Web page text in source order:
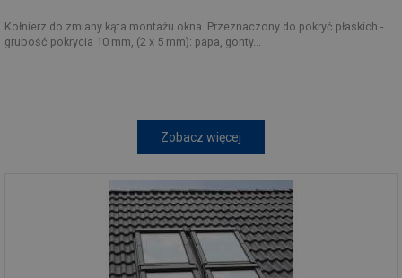
Kołnierz do zmiany kąta montażu okna. Przeznaczony do pokryć płaskich -
grubość pokrycia 10 mm, (2 x 5 mm): papa, gonty...
Zobacz więcej